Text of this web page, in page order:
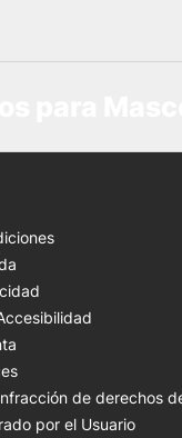
de derechos
por el Usuario